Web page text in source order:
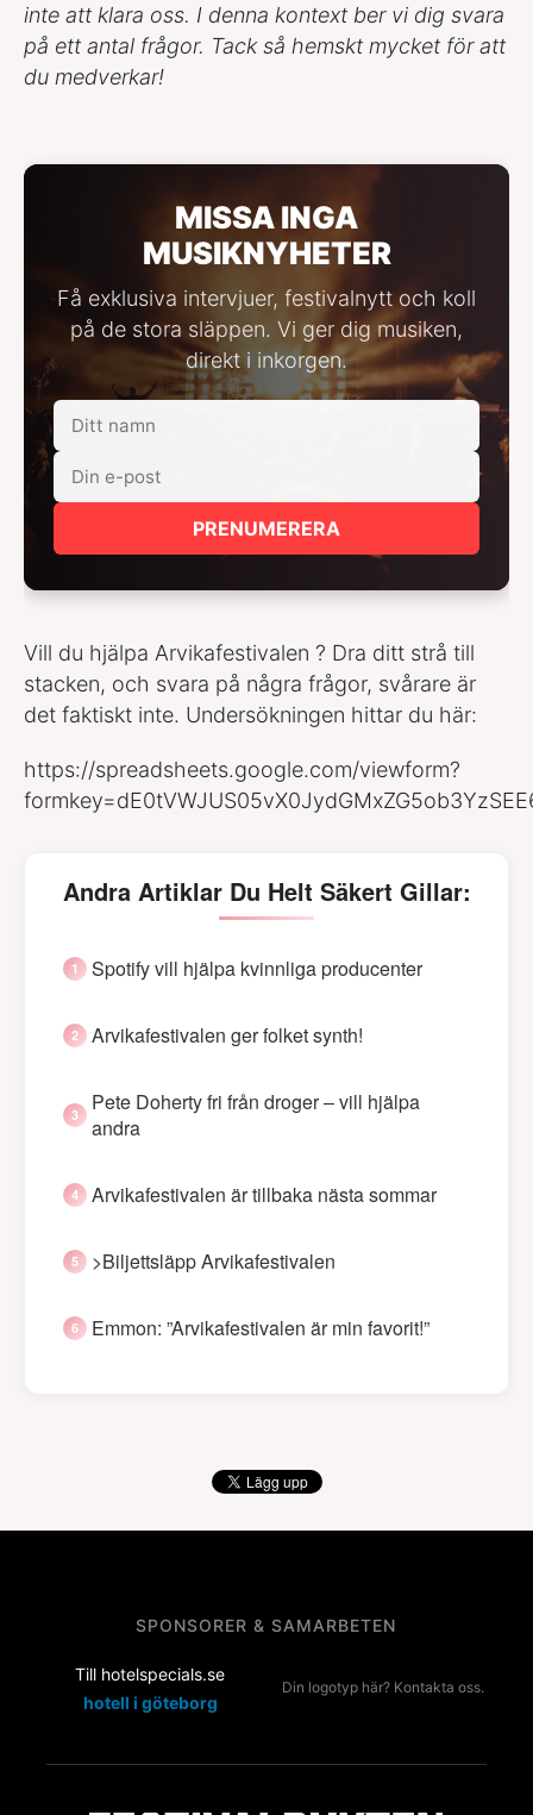
inte att klara oss. I denna kontext ber vi dig svara
på ett antal frågor. Tack så hemskt mycket för att
du medverkar!
MISSA INGA
MUSIKNYHETER
Få exklusiva intervjuer, festivalnytt och koll
på de stora släppen. Vi ger dig musiken,
direkt i inkorgen.
PRENUMERERA
Vill du hjälpa Arvikafestivalen ? Dra ditt strå till
stacken, och svara på några frågor, svårare är
det faktiskt inte. Undersökningen hittar du här:
https://spreadsheets.google.com/viewform?
Andra Artiklar Du Helt Säkert Gillar:
Spotify vill hjälpa kvinnliga producenter
Arvikafestivalen ger folket synth!
Pete Doherty fri från droger – vill hjälpa
andra
Arvikafestivalen är tillbaka nästa sommar
>Biljettsläpp Arvikafestivalen
Emmon: ”Arvikafestivalen är min favorit!”
SPONSORER & SAMARBETEN
Till hotelspecials.se
hotell i göteborg
Din logotyp här? Kontakta oss.